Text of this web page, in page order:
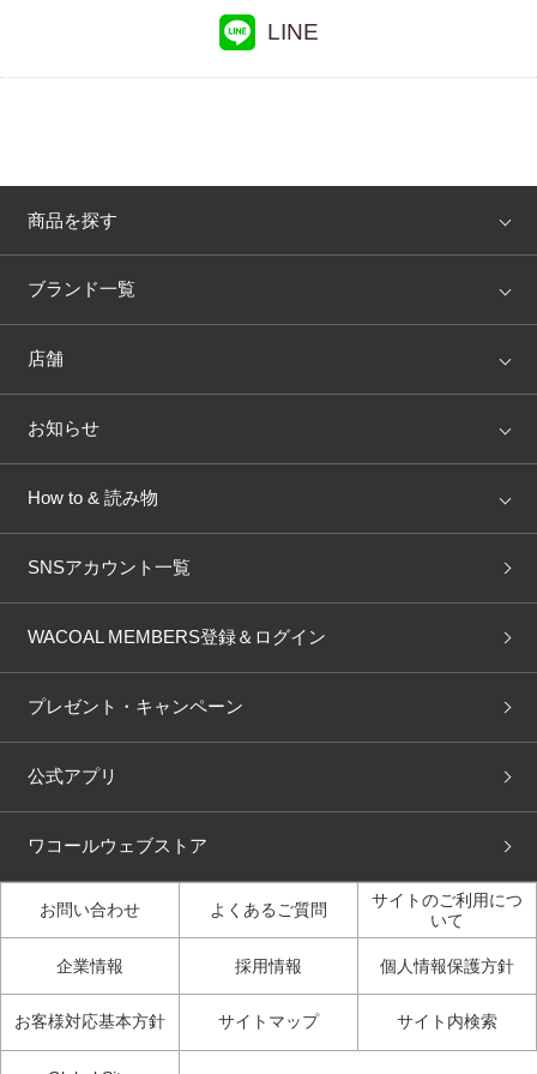
LINE
商品を探す
アイテム
トピックス
ブランド一覧
WACOAL
AMPHI une nana cool
OUR WACOAL
WACOAL Remamma Mens Innerwear
Licensed Brands
店舗
店舗を探す
ブラ無料診断
3Dボディスキャン
お知らせ
新着情報
商品回収
ニュース＆トピックス
How to & 読み物
下着の基礎知識
ブラパン ワコールスタイル
大人の工場見学inベトナム
人間科学研究開発センター見
学
ガイド（マンガ）
3Dボディスキャン体験（マ
SNSアカウント一覧
WACOAL MEMBERS登録＆ログイン
プレゼント・キャンペーン
公式アプリ
ワコールウェブストア
お問い合わせ よくあるご質問
サイトのご利用につ
いて
企業情報 採用情報 個人情報保護方針
お客様対応基本方針 サイトマップ サイト内検索